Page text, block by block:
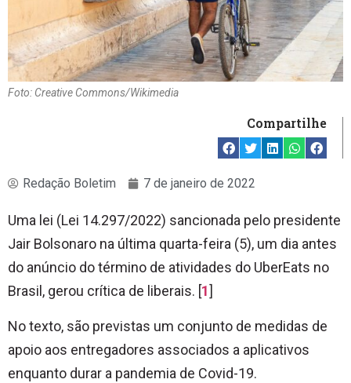
Foto: Creative Commons/Wikimedia
Compartilhe
Redação Boletim 7 de janeiro de 2022
Uma lei (Lei 14.297/2022) sancionada pelo presidente
Jair Bolsonaro na última quarta-feira (5), um dia antes
do anúncio do término de atividades do UberEats no
Brasil, gerou crítica de liberais. [1]
No texto, são previstas um conjunto de medidas de
apoio aos entregadores associados a aplicativos
enquanto durar a pandemia de Covid-19.